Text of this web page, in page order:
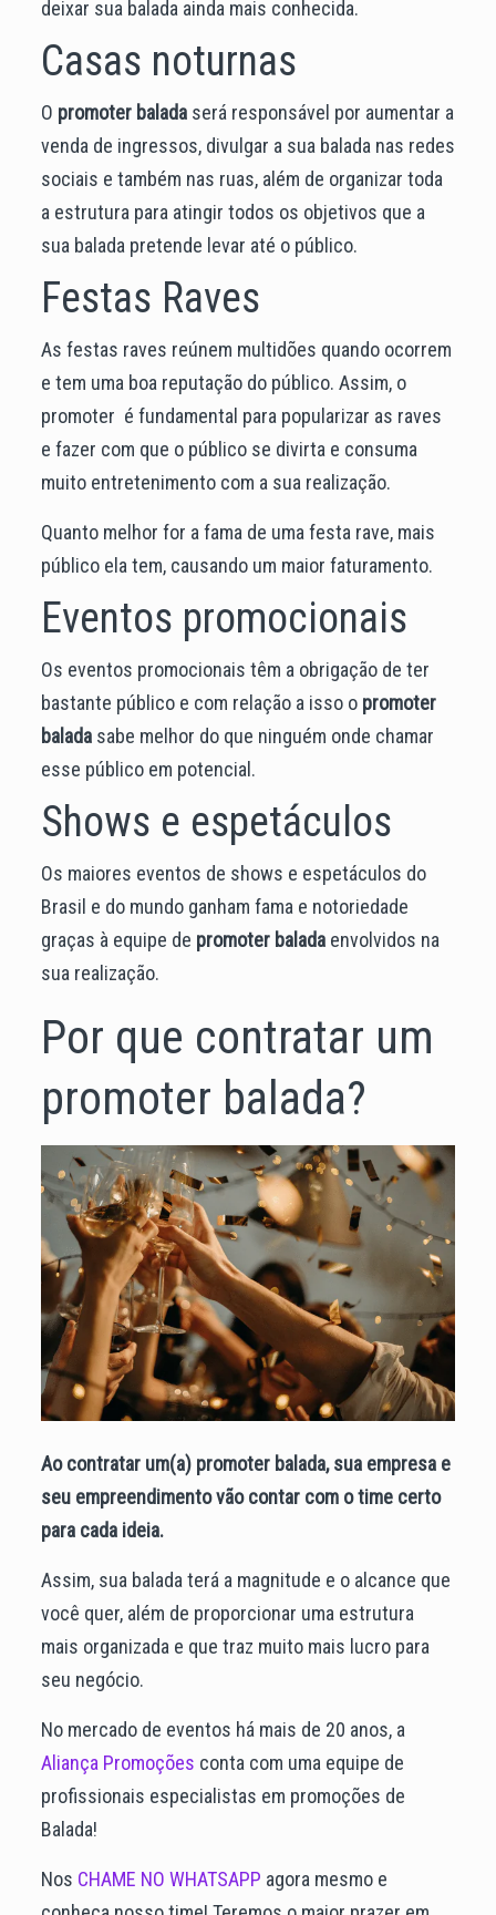
deixar sua balada ainda mais conhecida.
Casas noturnas
O promoter baladaserá responsável por aumentar a
venda de ingressos, divulgar a sua balada nas redes
sociais e também nas ruas, além de organizar toda
a estrutura para atingir todos os objetivos que a
sua balada pretende levar até o público.
Festas Raves
As festas raves reúnem multidões quando ocorrem
e tem uma boa reputação do público. Assim, o
promoter é fundamental para popularizar as raves
e fazer com que o público se divirta e consuma
muito entretenimento com a sua realização.
Quanto melhor for a fama de uma festa rave, mais
público ela tem, causando um maior faturamento.
Eventos promocionais
Os eventos promocionais têm a obrigação de ter
bastante público e com relação a isso o promoter
baladasabe melhor do que ninguém onde chamar
esse público em potencial.
Shows e espetáculos
Os maiores eventos de shows e espetáculos do
Brasil e do mundo ganham fama e notoriedade
graças à equipe de promoter baladaenvolvidos na
sua realização.
Por que contratar um
promoter balada?
Ao contratar um(a) promoter balada, sua empresa e
seu empreendimento vão contar com o time certo
para cada ideia.
Assim, sua balada terá a magnitude e o alcance que
você quer, além de proporcionar uma estrutura
mais organizada e que traz muito mais lucro para
seu negócio.
No mercado de eventos há mais de 20 anos, a
Aliança Promoções conta com uma equipe de
profissionais especialistas em promoções de
Balada!
Nos CHAME NO WHATSAPP agora mesmo e